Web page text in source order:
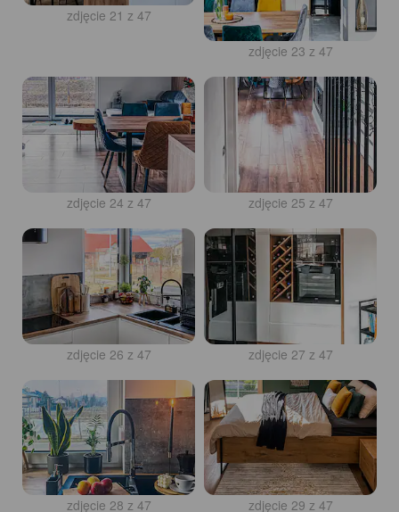
zdjęcie 21 z 47 zdjęcie 22 z 47
zdjęcie 23 z 47 zdjęcie 24 z 47
zdjęcie 25 z 47
zdjęcie 27 z 47 zdjęcie 28 z 47